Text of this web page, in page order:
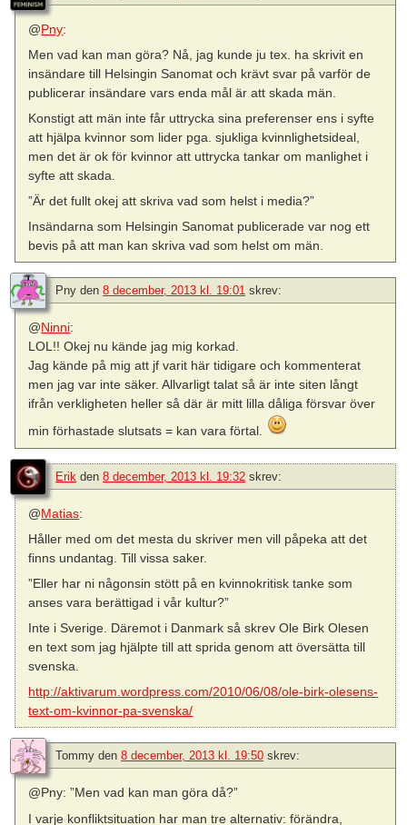
@Pny:
Men vad kan man göra? Nå, jag kunde ju tex. ha skrivit en
insändare till Helsingin Sanomat och krävt svar på varför de
publicerar insändare vars enda mål är att skada män.
Konstigt att män inte får uttrycka sina preferenser ens i syfte
att hjälpa kvinnor som lider pga. sjukliga kvinnlighetsideal,
men det är ok för kvinnor att uttrycka tankar om manlighet i
syfte att skada.
”Är det fullt okej att skriva vad som helst i media?”
Insändarna som Helsingin Sanomat publicerade var nog ett
bevis på att man kan skriva vad som helst om män.
Pny den 8 december, 2013 kl. 19:01 skrev:
@Ninni:
LOL!! Okej nu kände jag mig korkad.
Jag kände på mig att jf varit här tidigare och kommenterat
men jag var inte säker. Allvarligt talat så är inte siten långt
ifrån verkligheten heller så där är mitt lilla dåliga försvar över
min förhastade slutsats = kan vara förtal.
Erik den 8 december, 2013 kl. 19:32 skrev:
@Matias:
Håller med om det mesta du skriver men vill påpeka att det
finns undantag. Till vissa saker.
”Eller har ni någonsin stött på en kvinnokritisk tanke som
anses vara berättigad i vår kultur?”
Inte i Sverige. Däremot i Danmark så skrev Ole Birk Olesen
en text som jag hjälpte till att sprida genom att översätta till
svenska.
http://aktivarum.wordpress.com/2010/06/08/ole-birk-olesens-
text-om-kvinnor-pa-svenska/
Tommy den 8 december, 2013 kl. 19:50 skrev:
@Pny: ”Men vad kan man göra då?”
I varje konfliktsituation har man tre alternativ: förändra,